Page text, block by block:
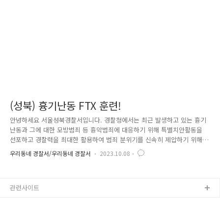
(성북) 흉기난동 FTX 훈련!
안녕하세요 서울성북경찰서입니다. 경찰청에서는 최근 발생하고 있는 흉기
난동과 그에 대한 모방범죄 등 흉악범죄에 대응하기 위해 특별치안활동을
선포하고 경찰력을 최대한 활용하여 범죄 분위기를 신속히 제압하기 위해
노력하고 있습니다. 이에 성북경찰서에서도 유관기관과 협업하여 지하철
내 흉기난동 범죄 진압 훈련을 하였습니다. 실제 상황이 발생했을 시 경찰
민을 안전하게 지키기 위한 훈련에 집중하였습니다. 무책임하고 무분별한
우리동네 경찰서/우리동네 경찰서 2023.10.08
관련사이트